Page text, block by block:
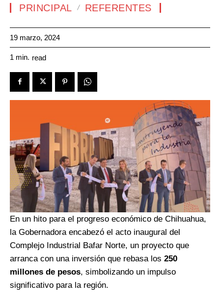
PRINCIPAL REFERENTES
19 marzo, 2024
1 min. read
En un hito para el progreso económico de Chihuahua,
la Gobernadora encabezó el acto inaugural del
Complejo Industrial Bafar Norte, un proyecto que
arranca con una inversión que rebasa los 250
millones de pesos, simbolizando un impulso
significativo para la región.